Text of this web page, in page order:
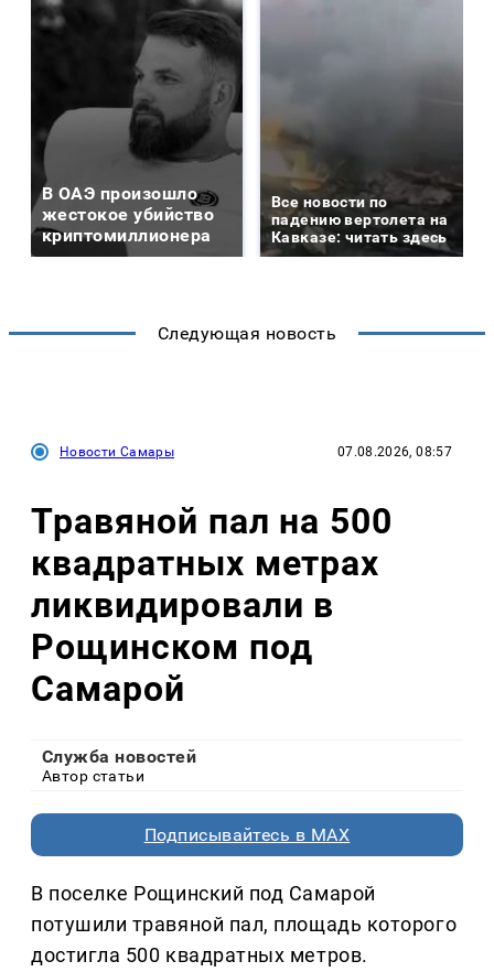
В ОАЭ произошло
жестокое убийство
криптомиллионера
Все новости по
падению вертолета на
Кавказе: читать здесь
Следующая новость
Новости Самары 07.08.2026, 08:57
Травяной пал на 500
квадратных метрах
ликвидировали в
Рощинском под
Самарой
Служба новостей
Автор статьи
Подписывайтесь в MAX
В поселке Рощинский под Самарой
потушили травяной пал, площадь которого
достигла 500 квадратных метров.